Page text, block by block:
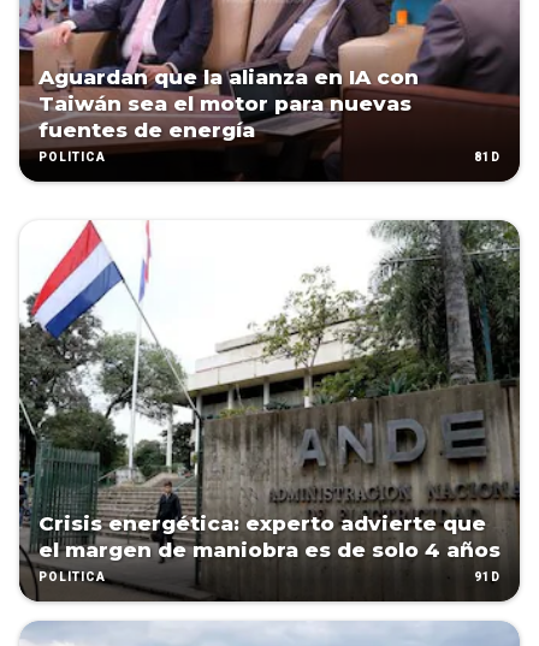
Aguardan que la alianza en IA con
Taiwán sea el motor para nuevas
fuentes de energía
POLÍTICA 81D
Crisis energética: experto advierte que
el margen de maniobra es de solo 4 años
POLÍTICA 91D